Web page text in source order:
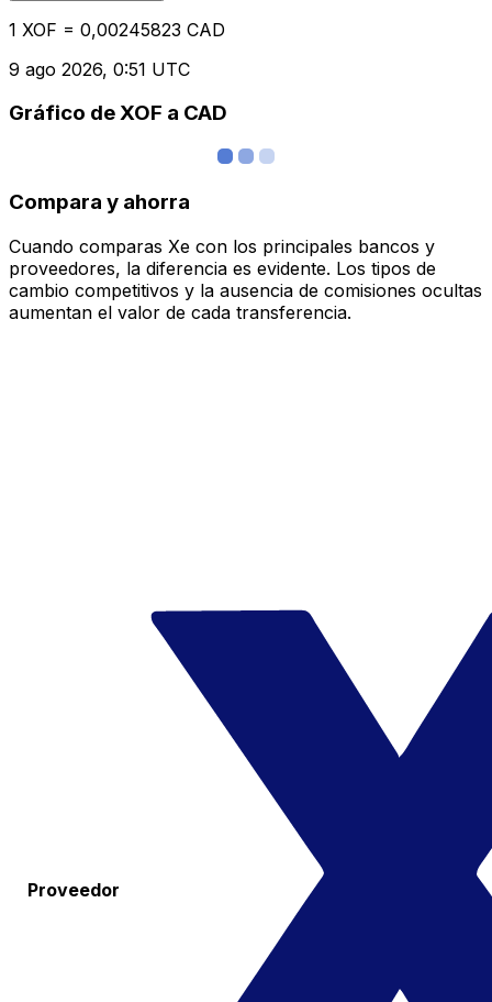
1 XOF = 0,00245823 CAD
9 ago 2026, 0:51 UTC
Gráfico de XOF a CAD
Compara y ahorra
Cuando comparas Xe con los principales bancos y
proveedores, la diferencia es evidente. Los tipos de
cambio competitivos y la ausencia de comisiones ocultas
aumentan el valor de cada transferencia.
Proveedor